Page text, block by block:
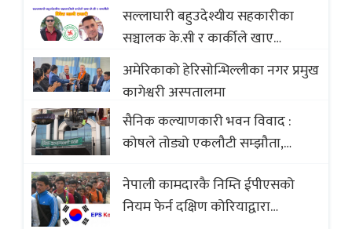
सल्लाघारी बहुउदेश्यीय सहकारीका
सञ्चालक के.सी र कार्कीले खाए
सदस्यको करोडौं बचत
अमेरिकाको हेरिसोन्भिल्लीका नगर प्रमुख
कागेश्वरी अस्पतालमा
सैनिक कल्याणकारी भवन विवाद :
कोषले तोड्यो एकलौटी सम्झौता,
(भिडियो)
नेपाली कामदारकै निम्ति ईपीएसको
नियम फेर्न दक्षिण कोरियाद्वारा